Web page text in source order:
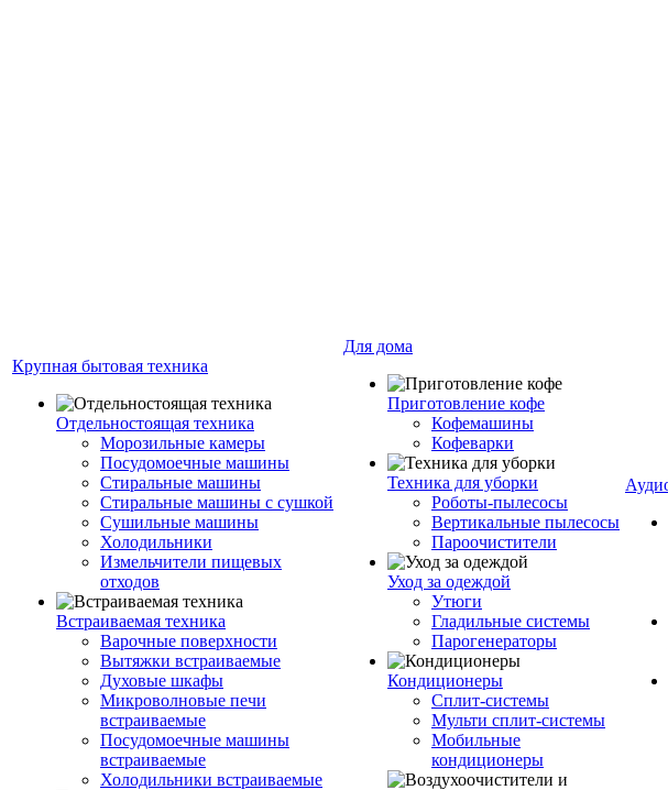
Крупная бытовая техника
Отдельностоящая техника
Морозильные камеры
Посудомоечные машины
Стиральные машины
Стиральные машины с сушкой
Сушильные машины
Холодильники
Измельчители пищевых
отходов
Встраиваемая техника
Варочные поверхности
Вытяжки встраиваемые
Духовые шкафы
Микроволновые печи
встраиваемые
Посудомоечные машины
встраиваемые
Холодильники встраиваемые
Для дома
Приготовление кофе
Кофемашины
Кофеварки
Техника для уборки
Роботы-пылесосы
Вертикальные пылесосы
Пароочистители
Уход за одеждой
Утюги
Гладильные системы
Парогенераторы
Кондиционеры
Сплит-системы
Мульти сплит-системы
Мобильные
кондиционеры